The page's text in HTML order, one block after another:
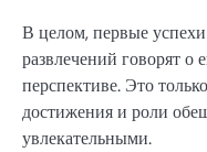
В целом, первые
развлечений говорят о
перспективе. Это
достижения и роли
увлекательными.